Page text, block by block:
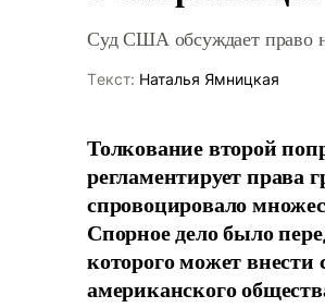
Суд США обсуждает право
Tекст: Наталья Ямницкая
Толкование второй
регламентирует права
спровоцировало
Спорное дело было
которого может
американского